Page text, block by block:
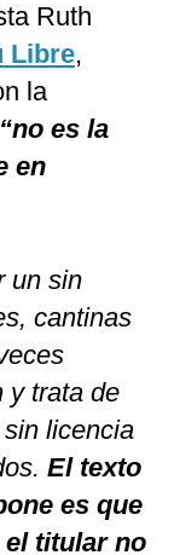
Ruth
Libre,
la
“no es la
en
un sin
cantinas
y trata de
licencia
El texto
es que
titular no